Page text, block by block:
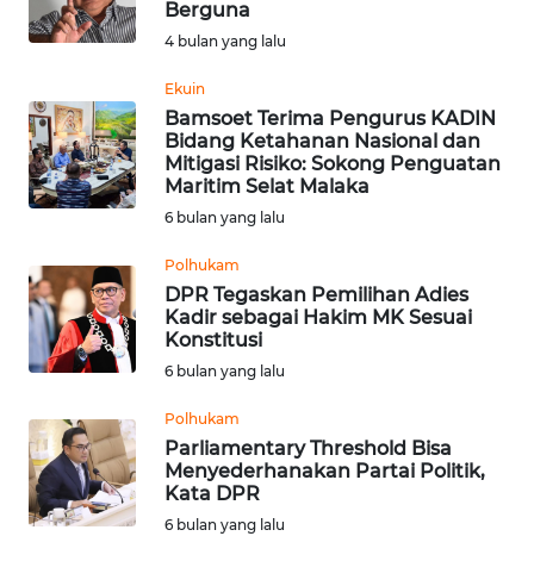
Berguna
4 bulan yang lalu
Ekuin
Bamsoet Terima Pengurus KADIN
Bidang Ketahanan Nasional dan
Mitigasi Risiko: Sokong Penguatan
Maritim Selat Malaka
6 bulan yang lalu
Polhukam
DPR Tegaskan Pemilihan Adies
Kadir sebagai Hakim MK Sesuai
Konstitusi
6 bulan yang lalu
Polhukam
Parliamentary Threshold Bisa
Menyederhanakan Partai Politik,
Kata DPR
6 bulan yang lalu
KONTAK
INFO
IKLAN
TENTANG
PEDOMAN
MEDIA
SIBER
KARIR